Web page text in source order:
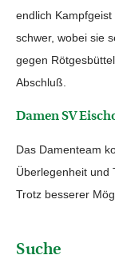
endlich
schwer, wobei sie
gegen
Abschluß.
Damen SV
Das Damenteam
Überlegenheit und
Trotz besserer
Suche